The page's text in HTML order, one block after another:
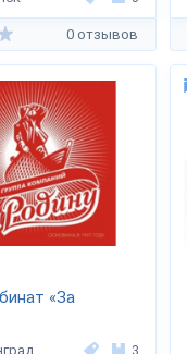
0 отзывов
«За
3